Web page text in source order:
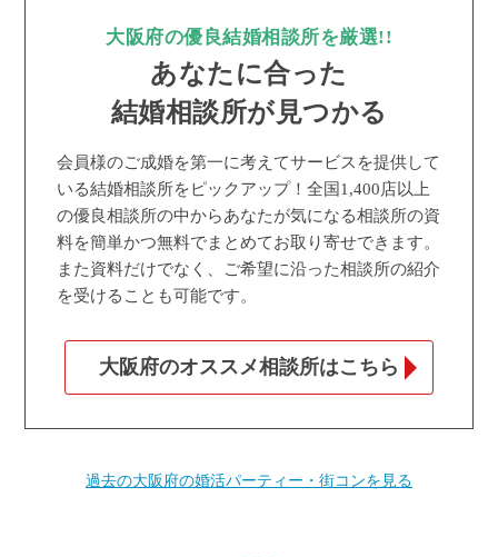
大阪府の優良結婚相談所を厳選!!
あなたに合った
結婚相談所が見つかる
会員様のご成婚を第一に考えてサービスを提供して
いる結婚相談所をピックアップ！全国1,400店以上
の優良相談所の中からあなたが気になる相談所の資
料を簡単かつ無料でまとめてお取り寄せできます。
また資料だけでなく、ご希望に沿った相談所の紹介
を受けることも可能です。
大阪府のオススメ相談所はこちら
過去の大阪府の婚活パーティー・街コンを見る